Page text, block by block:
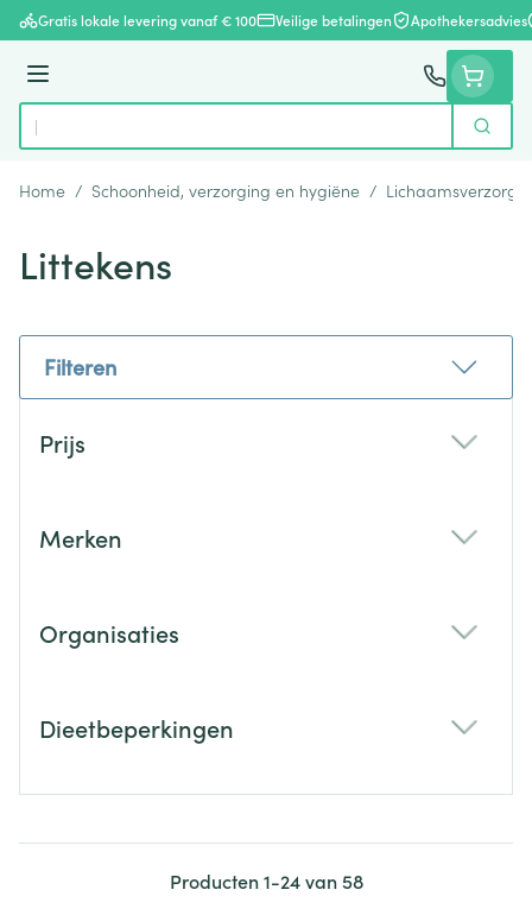
Ga naar de inhoud
Gratis lokale levering vanaf € 100 Veilige betalingen Apothekersadvies
Menu
Product, merk, categorie...
Zoek
Home / Schoonheid, verzorging en hygiëne /
Littekens
Filteren
Prijs
Merken
Organisaties
Dieetbeperkingen
Producten1-24van58